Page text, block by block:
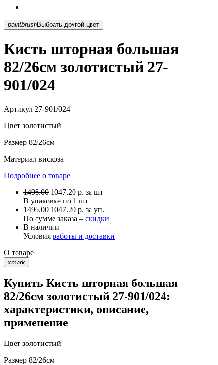
paintbrush Выбрать другой цвет
Кисть шторная большая
82/26см золотистый 27-
901/024
Артикул 27-901/024
Цвет золотистый
Размер 82/26см
Материал вискоза
Подробнее о товаре
1496.00 1047.20 р. за шт
В упаковке по 1 шт
1496.00 1047.20 р. за уп.
По сумме заказа – скидки
В наличии
Условия работы и доставки
О товаре
xmark
Купить Кисть шторная большая
82/26см золотистый 27-901/024:
характеристики, описание,
применение
Цвет золотистый
Размер 82/26см